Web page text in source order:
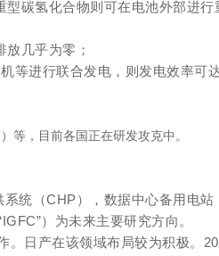
碳氢化合物则可在电池外部进
几乎为零；
等进行联合发电，则发电效率可达
等，目前各国正在研发攻克中。
统（CHP），数据中心备用电
）为未来主要研究方向。
日产在该领域布局较为积极。